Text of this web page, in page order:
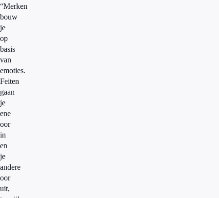
“Merken
bouw
je
op
basis
van
emoties.
Feiten
gaan
je
ene
oor
in
en
je
andere
oor
uit,